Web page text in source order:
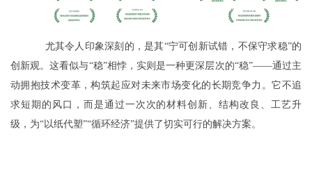
尤其令人印象深刻的，是其“宁可创新试错，不保守求稳”的
创新观。这看似与“稳”相悖，实则是一种更深层次的“稳”——通过主
动拥抱技术变革，构筑起应对未来市场变化的长期竞争力。它不追
求短期的风口，而是通过一次次的材料创新、结构改良、工艺升
级，为“以纸代塑”“循环经济”提供了切实可行的解决方案。